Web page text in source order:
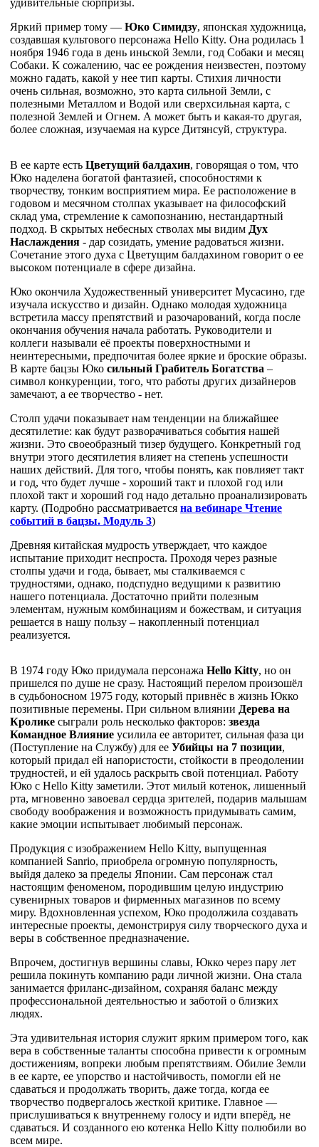
Яркий пример тому — Юко Симидзу, японская художница,
создавшая культового персонажа Hello Kitty. Она родилась 1
ноября 1946 года в день иньской Земли, год Собаки и месяц
Собаки. К сожалению, час ее рождения неизвестен, поэтому
можно гадать, какой у нее тип карты. Стихия личности
очень сильная, возможно, это карта сильной Земли, с
полезными Металлом и Водой или сверхсильная карта, с
полезной Землей и Огнем. А может быть и какая-то другая,
более сложная, изучаемая на курсе Дитянсуй, структура.
В ее карте есть Цветущий балдахин, говорящая о том, что
Юко наделена богатой фантазией, способностями к
творчеству, тонким восприятием мира. Ее расположение в
годовом и месячном столпах указывает на философский
склад ума, стремление к самопознанию, нестандартный
подход. В скрытых небесных стволах мы видим Дух
Наслаждения - дар созидать, умение радоваться жизни.
Сочетание этого духа с Цветущим балдахином говорит о ее
высоком потенциале в сфере дизайна.
Юко окончила Художественный университет Мусасино, где
изучала искусство и дизайн. Однако молодая художница
встретила массу препятствий и разочарований, когда после
окончания обучения начала работать. Руководители и
коллеги называли её проекты поверхностными и
неинтересными, предпочитая более яркие и броские образы.
В карте бацзы Юко сильный Грабитель Богатства –
символ конкуренции, того, что работы других дизайнеров
замечают, а ее творчество - нет.
Столп удачи показывает нам тенденции на ближайшее
десятилетие: как будут разворачиваться события нашей
жизни. Это своеобразный тизер будущего. Конкретный год
внутри этого десятилетия влияет на степень успешности
наших действий. Для того, чтобы понять, как повлияет такт
и год, что будет лучше - хороший такт и плохой год или
плохой такт и хороший год надо детально проанализировать
карту. (Подробно рассматривается на вебинаре Чтение
событий в бацзы. Модуль 3)
Древняя китайская мудрость утверждает, что каждое
испытание приходит неспроста. Проходя через разные
столпы удачи и года, бывает, мы сталкиваемся с
трудностями, однако, подспудно ведущими к развитию
нашего потенциала. Достаточно прийти полезным
элементам, нужным комбинациям и божествам, и ситуация
решается в нашу пользу – накопленный потенциал
реализуется.
В 1974 году Юко придумала персонажа Hello Kitty, но он
пришелся по душе не сразу. Настоящий перелом произошёл
в судьбоносном 1975 году, который привнёс в жизнь Юкко
позитивные перемены. При сильном влиянии Дерева на
Кролике сыграли роль несколько факторов: звезда
Командное Влияние усилила ее авторитет, сильная фаза ци
(Поступление на Службу) для ее Убийцы на 7 позиции,
который придал ей напористости, стойкости в преодолении
трудностей, и ей удалось раскрыть свой потенциал. Работу
Юко с Hello Kitty заметили. Этот милый котенок, лишенный
рта, мгновенно завоевал сердца зрителей, подарив малышам
свободу воображения и возможность придумывать самим,
какие эмоции испытывает любимый персонаж.
Продукция с изображением Hello Kitty, выпущенная
компанией Sanrio, приобрела огромную популярность,
выйдя далеко за пределы Японии. Сам персонаж стал
настоящим феноменом, породившим целую индустрию
сувенирных товаров и фирменных магазинов по всему
миру. Вдохновленная успехом, Юко продолжила создавать
интересные проекты, демонстрируя силу творческого духа и
веры в собственное предназначение.
Впрочем, достигнув вершины славы, Юкко через пару лет
решила покинуть компанию ради личной жизни. Она стала
занимается фриланс-дизайном, сохраняя баланс между
профессиональной деятельностью и заботой о близких
людях.
Эта удивительная история служит ярким примером того, как
вера в собственные таланты способна привести к огромным
достижениям, вопреки любым препятствиям. Обилие Земли
в ее карте, ее упорство и настойчивость, помогли ей не
сдаваться и продолжать творить, даже тогда, когда ее
творчество подвергалось жесткой критике. Главное —
прислушиваться к внутреннему голосу и идти вперёд, не
сдаваться. И созданного ею котенка Hello Kitty полюбили во
всем мире.